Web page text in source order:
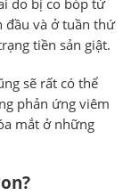
do bị co bóp tử
đầu và ở tuần thứ
tiền sản giật.
sẽ rất có thể
phản ứng viêm
mắt ở những